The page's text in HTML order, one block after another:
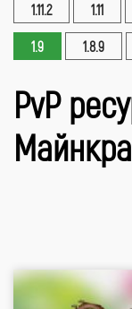
1.11.2 1.11
1.9 1.8.9
PvP